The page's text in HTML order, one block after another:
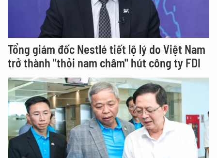
Tổng giám đốc Nestlé tiết lộ lý do Việt Nam
trở thành "thỏi nam châm" hút công ty FDI